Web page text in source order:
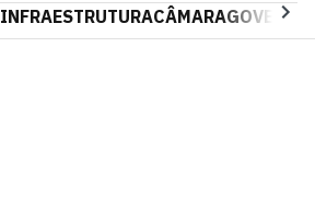
INFRAESTRUTURACÂMARAGOVERNO